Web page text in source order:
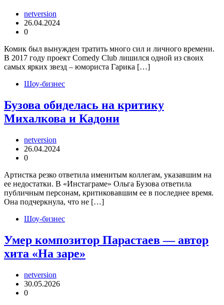
netversion
26.04.2024
0
Комик был вынужден тратить много сил и личного времени.
В 2017 году проект Comedy Club лишился одной из своих
самых ярких звезд – юмориста Гарика […]
Шоу-бизнес
Бузова обиделась на критику
Михалкова и Кадони
netversion
26.04.2024
0
Артистка резко ответила именитым коллегам, указавшим на
ее недостатки. В «Инстаграме» Ольга Бузова ответила
публичным персонам, критиковавшим ее в последнее время.
Она подчеркнула, что не […]
Шоу-бизнес
Умер композитор Парастаев — автор
хита «На заре»
netversion
30.05.2026
0